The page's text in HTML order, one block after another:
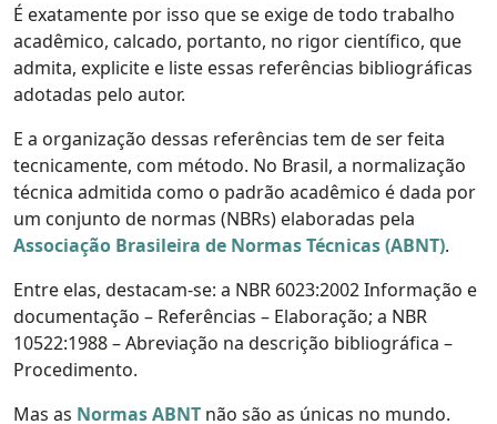
É exatamente por isso que se exige de todo trabalho
acadêmico, calcado, portanto, no rigor científico, que
admita, explicite e liste essas referências bibliográficas
adotadas pelo autor.
E a organização dessas referências tem de ser feita
tecnicamente, com método. No Brasil, a normalização
técnica admitida como o padrão acadêmico é dada por
um conjunto de normas (NBRs) elaboradas pela
Associação Brasileira de Normas Técnicas (ABNT).
Entre elas, destacam-se: a NBR 6023:2002 Informação e
documentação – Referências – Elaboração; a NBR
10522:1988 – Abreviação na descrição bibliográfica –
Procedimento.
Mas as Normas ABNT não são as únicas no mundo.